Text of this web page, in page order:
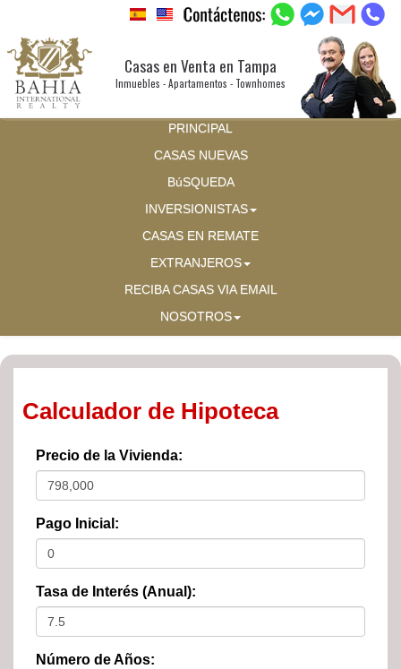
Casas en Venta en Tampa
Inmuebles - Apartamentos - Townhomes
PRINCIPAL
CASAS NUEVAS
BúSQUEDA
INVERSIONISTAS
CASAS EN REMATE
EXTRANJEROS
RECIBA CASAS VIA EMAIL
NOSOTROS
Calculador de Hipoteca
Precio de la Vivienda:
Pago Inicial:
Tasa de Interés (Anual):
Número de Años: